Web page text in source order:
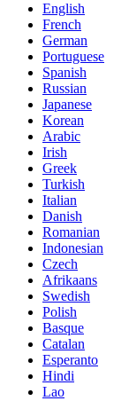
English
French
German
Portuguese
Spanish
Russian
Japanese
Korean
Arabic
Irish
Greek
Turkish
Italian
Danish
Romanian
Indonesian
Czech
Afrikaans
Swedish
Polish
Basque
Catalan
Esperanto
Hindi
Lao